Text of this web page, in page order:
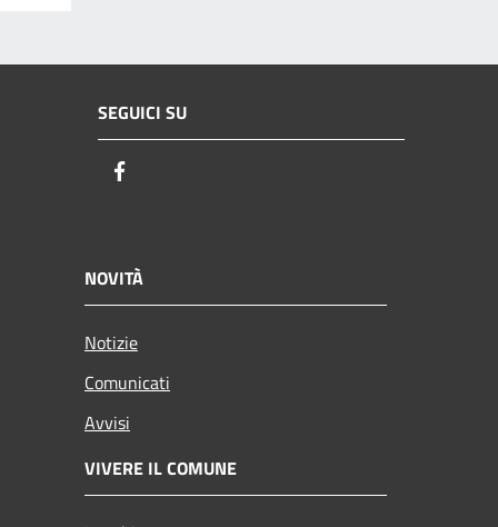
SEGUICI SU
NOVITÀ
Notizie
Comunicati
Avvisi
VIVERE IL COMUNE